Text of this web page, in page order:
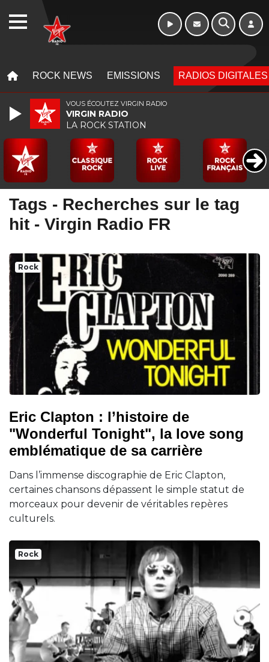
ROCK NEWS EMISSIONS RADIOS DIGITALES
Tags - Recherches sur le tag
hit - Virgin Radio FR
Rock
Eric Clapton : l’histoire de
"Wonderful Tonight", la love song
emblématique de sa carrière
Dans l’immense discographie de Eric Clapton,
certaines chansons dépassent le simple statut de
morceaux pour devenir de véritables repères
culturels.
Rock
VOUS ÉCOUTEZ VIRGIN RADIO
VIRGIN RADIO
LA ROCK STATION
WEBRADIO